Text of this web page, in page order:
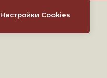
Настройки Cookies